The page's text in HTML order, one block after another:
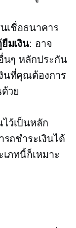
เชื่อธนาคาร
มเงิน: อาจ
นๆ หลักประกัน
นที่คุณต้องการ
วย
ว้เป็นหลัก
ถชำระเงินได้
ภทนี้ก็เหมาะ